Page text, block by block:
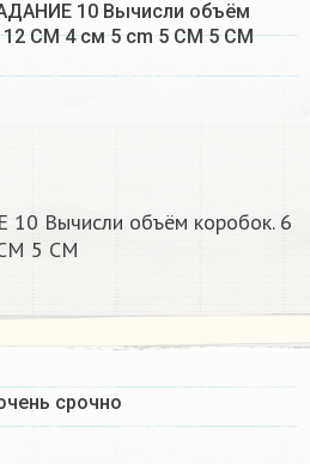
10 Вычисли объём
CM 4 см 5 cm 5 CM 5 CM​
Вычисли объём коробок. 6
5 CM​
срочно​